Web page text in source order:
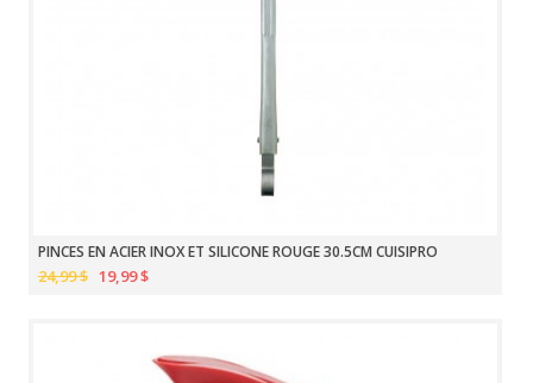
PINCES EN ACIER INOX ET SILICONE ROUGE 30.5CM CUISIPRO
24,99 $ 19,99 $